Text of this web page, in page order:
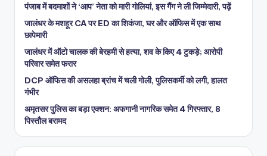
पंजाब में बदमाशों ने ‘आप’ नेता को मारी गोलियां, इस गैंग ने ली जिम्मेदारी, पढ़ें
जालंधर के मशहूर CA पर ED का शिकंजा, घर और ऑफिस में एक साथ
छापेमारी
जालंधर में ऑटो चालक की बेरहमी से हत्या, शव के किए 4 टुकड़े; आरोपी
परिवार समेत फरार
DCP ऑफिस की असलहा ब्रांच में चली गोली, पुलिसकर्मी को लगी, हालत
गंभीर
अमृतसर पुलिस का बड़ा एक्शन: अफगानी नागरिक समेत 4 गिरफ्तार, 8
पिस्तौल बरामद